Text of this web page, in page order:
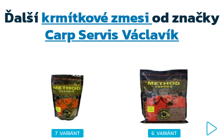
Ďalšíkrmítkové zmesiod značky
Carp Servis Václavík
7 VARIÁNT 6 VARIÁNT